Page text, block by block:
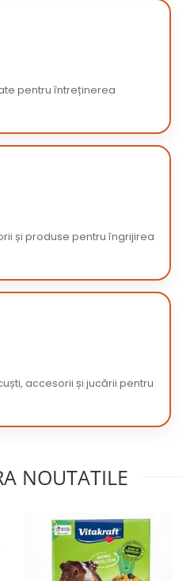
pentru întreținerea
și produse pentru îngrijirea
accesorii și jucării pentru
NOUTATILE